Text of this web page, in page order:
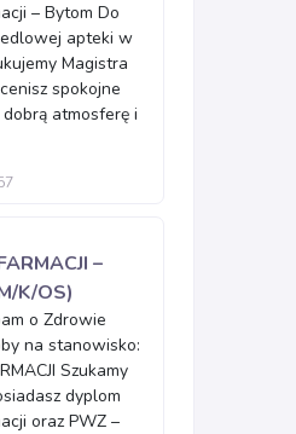
– Bytom Do
apteki w
Magistra
spokojne
atmosferę i
–
K/OS)
o Zdrowie
na stanowisko:
Szukamy
dyplom
oraz PWZ –